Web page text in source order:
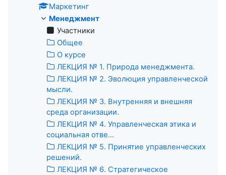
Маркетинг
Менеджмент
Участники
Общее
О курсе
ЛЕКЦИЯ № 1. Природа менеджмента.
ЛЕКЦИЯ № 2. Эволюция управленческой
мысли.
ЛЕКЦИЯ № 3. Внутренняя и внешняя
среда организации.
ЛЕКЦИЯ № 4. Управленческая этика и
социальная отве...
ЛЕКЦИЯ № 5. Принятие управленческих
решений.
ЛЕКЦИЯ № 6. Стратегическое